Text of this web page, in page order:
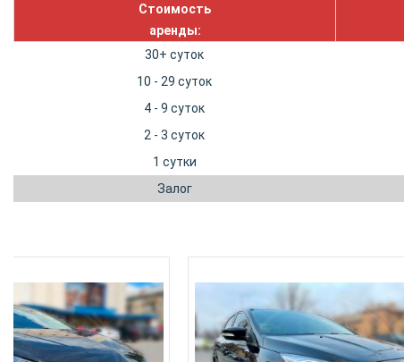
Стоимость
аренды:
30+ суток
10 - 29 суток
4 - 9 суток
2 - 3 суток
1 сутки
Залог